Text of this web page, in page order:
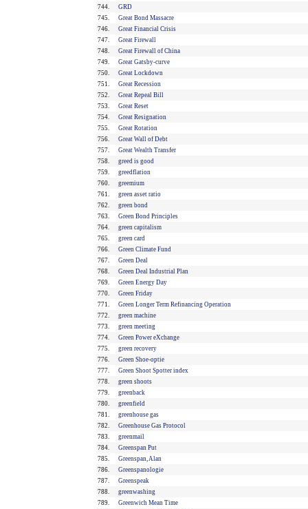
744.
GRD
745.
Great Bond Massacre
746.
Great Financial Crisis
747.
Great Firewall
748.
Great Firewall of China
749.
Great Gatsby-curve
750.
Great Lockdown
751.
Great Recession
752.
Great Repeal Bill
753.
Great Reset
754.
Great Resignation
755.
Great Rotation
756.
Great Wall of Debt
757.
Great Wealth Transfer
758.
greed is good
759.
greedflation
760.
greemium
761.
green asset ratio
762.
green bond
763.
Green Bond Principles
764.
green capitalism
765.
green card
766.
Green Climate Fund
767.
Green Deal
768.
Green Deal Industrial Plan
769.
Green Energy Day
770.
Green Friday
771.
Green Longer Term Refinancing Operation
772.
green machine
773.
green meeting
774.
Green Power eXchange
775.
green recovery
776.
Green Shoe-optie
777.
Green Shoot Spotter index
778.
green shoots
779.
greenback
780.
greenfield
781.
greenhouse gas
782.
Greenhouse Gas Protocol
783.
greenmail
784.
Greenspan Put
785.
Greenspan, Alan
786.
Greenspanologie
787.
Greenspeak
788.
greenwashing
789.
Greenwich Mean Time